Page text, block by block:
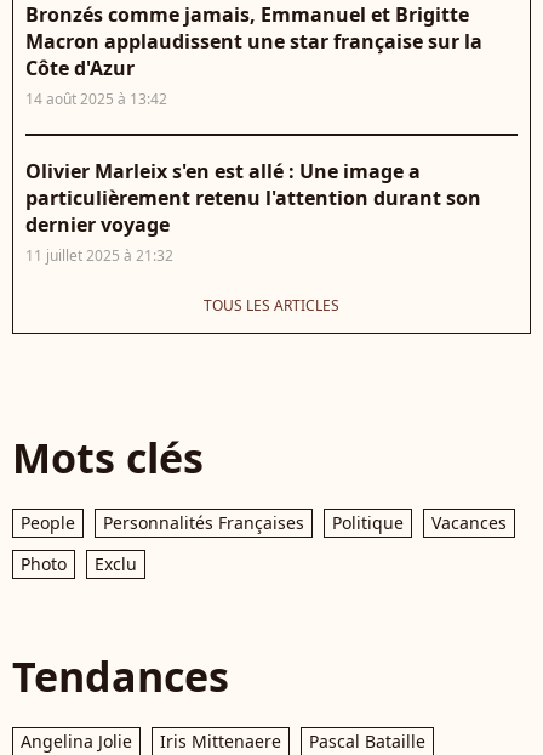
Bronzés comme jamais, Emmanuel et Brigitte
Macron applaudissent une star française sur la
Côte d'Azur
14 août 2025 à 13:42
Olivier Marleix s'en est allé : Une image a
particulièrement retenu l'attention durant son
dernier voyage
11 juillet 2025 à 21:32
TOUS LES ARTICLES
Mots clés
People Personnalités Françaises Politique
Vacances
Photo
Exclu
Tendances
Angelina Jolie Iris Mittenaere
Pascal Bataille